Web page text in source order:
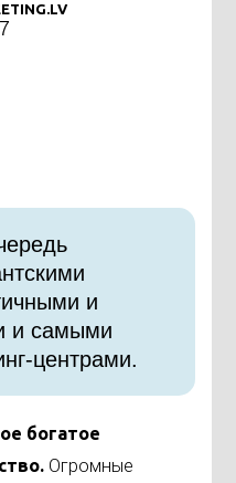
и
и самыми
центрами.
богатое
Огромные